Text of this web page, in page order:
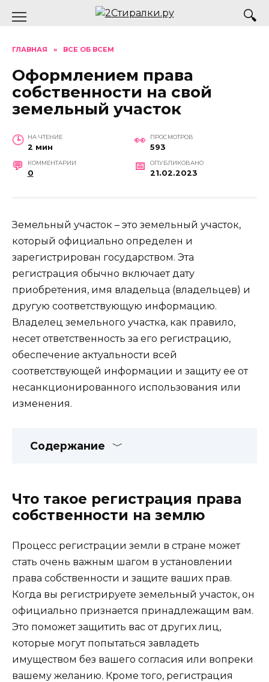
ГЛАВНАЯ » ВСЕ ОБ ВСЕМ
Оформлением права
собственности на свой
земельный участок
НА ЧТЕНИЕ
2 мин
ПРОСМОТРОВ
593
КОММЕНТАРИИ
0
ОПУБЛИКОВАНО
21.02.2023
Земельный участок – это земельный участок,
который официально определен и
зарегистрирован государством. Эта
регистрация обычно включает дату
приобретения, имя владельца (владельцев) и
другую соответствующую информацию.
Владелец земельного участка, как правило,
несет ответственность за его регистрацию,
обеспечение актуальности всей
соответствующей информации и защиту ее от
несанкционированного использования или
изменения.
Содержание
Что такое регистрация права
собственности на землю
Процесс регистрации земли в стране может
стать очень важным шагом в установлении
права собственности и защите ваших прав.
Когда вы регистрируете земельный участок, он
официально признается принадлежащим вам.
Это поможет защитить вас от других лиц,
которые могут попытаться завладеть
имуществом без вашего согласия или вопреки
вашему желанию. Кроме того, регистрация